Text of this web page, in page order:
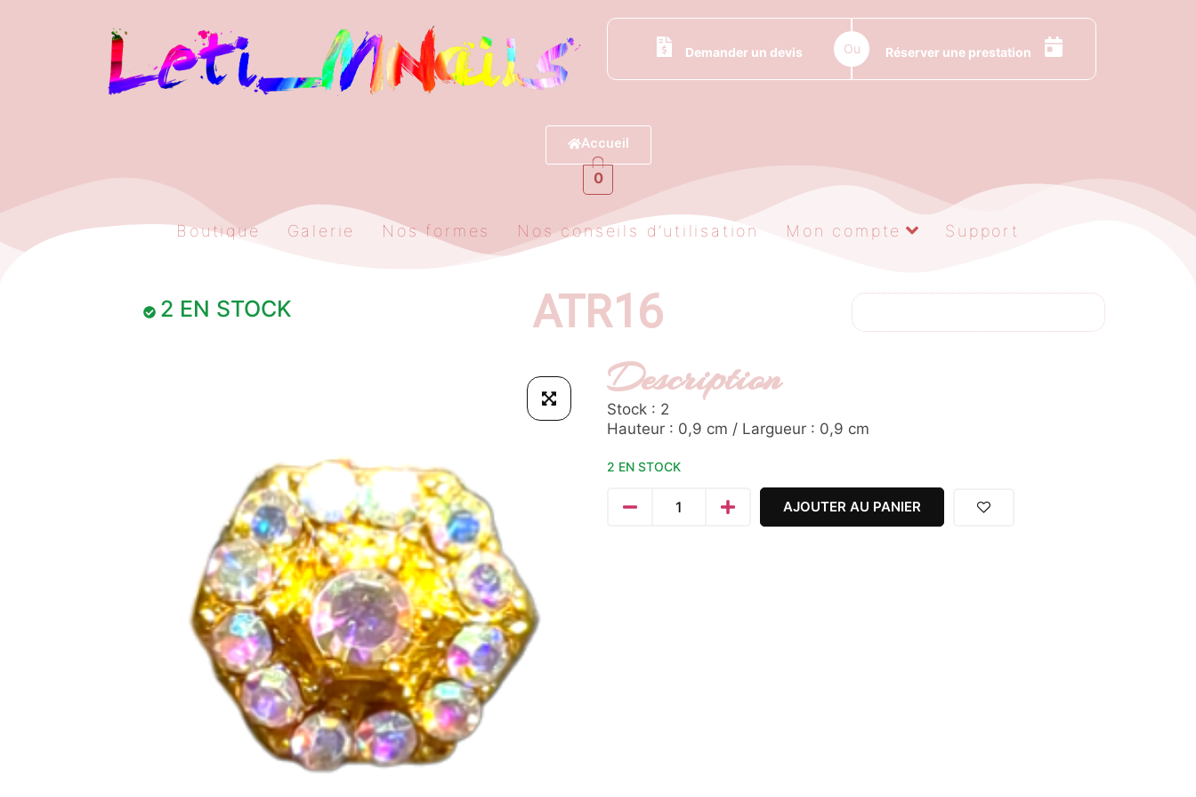
Demander un devis Ou Réserver une prestation
Accueil
0
Boutique Galerie Nos formes Nos conseils d’utilisation Mon compte Support
2 EN STOCK ATR16
Description
Stock : 2
Hauteur : 0,9 cm / Largueur : 0,9 cm
2 EN STOCK
AJOUTER AU PANIER